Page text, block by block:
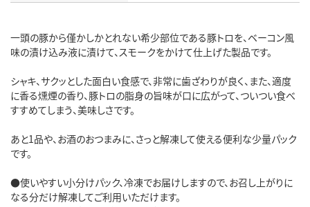
一頭の豚から僅かしかとれない希少部位である豚トロを、ベーコン風
味の漬け込み液に漬けて、スモークをかけて仕上げた製品です。
シャキ、サクッとした面白い食感で、非常に歯ざわりが良く、また、適度
に香る燻煙の香り、豚トロの脂身の旨味が口に広がって、ついつい食べ
すすめてしまう、美味しさです。
あと1品や、お酒のおつまみに、さっと解凍して使える便利な少量パック
です。
●使いやすい小分けパック、冷凍でお届けしますので、お召し上がりに
なる分だけ解凍してご利用いただけます。